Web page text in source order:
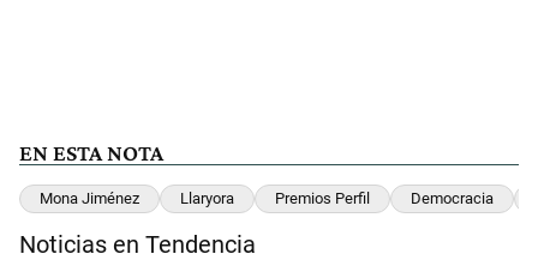
EN ESTA NOTA
Mona Jiménez Llaryora Premios Perfil Democracia
Noticias en Tendencia